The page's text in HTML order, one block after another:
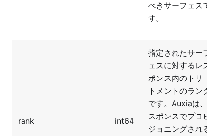
べきサーフェスで
す。
rank int64
指定されたサーフ
ェスに対するレス
ポンス内のトリー
トメントのランク
です。Auxiaは、レ
スポンスでプロビ
ジョニングされる